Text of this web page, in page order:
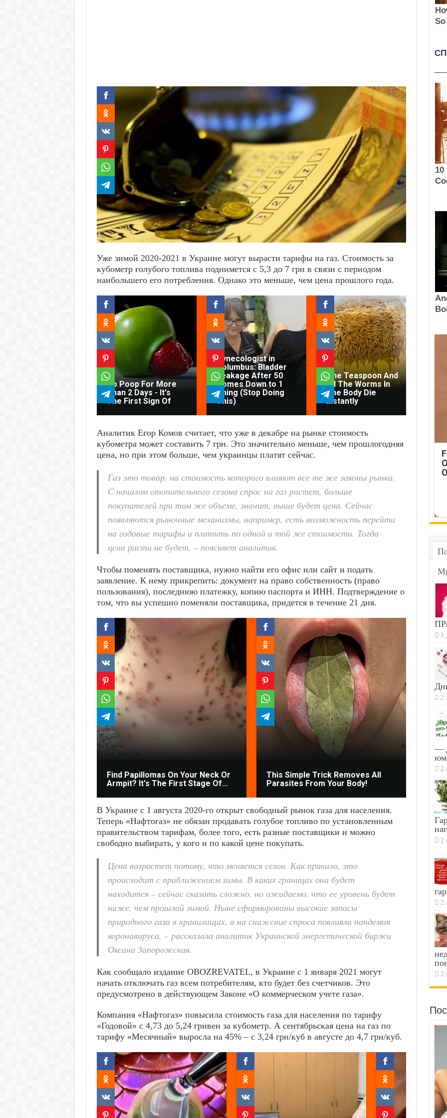
Уже зимой 2020-2021 в Украине могут вырасти тарифы на газ. Стоимость за
кубометр голубого топлива поднимется с 5,3 до 7 грн в связи с периодом
наибольшего его потребления. Однако это меньше, чем цена прошлого года.
No Poop For More
Than 2 Days - It's
The First Sign Of
Gynecologist in
Columbus: Bladder
Leakage After 50
Comes Down to 1
Thing (Stop Doing
This)
One Teaspoon And
All The Worms In
The Body Die
Instantly
Аналитик Егор Комов считает, что уже в декабре на рынке стоимость
кубометра может составить 7 грн. Это значительно меньше, чем прошлогодняя
цена, но при этом больше, чем украинцы платят сейчас.
Газ это товар, на стоимость которого влияют все те же законы рынка.
С началом отопительного сезона спрос на газ растет, больше
покупателей при том же объеме, значит, выше будет цена. Сейчас
появляются рыночные механизмы, например, есть возможность перейти
на годовые тарифы и платить по одной и той же стоимости. Тогда
цена расти не будет, – поясняет аналитик.
Чтобы поменять поставщика, нужно найти его офис или сайт и подать
заявление. К нему прикрепить: документ на право собственность (право
пользования), последнюю платежку, копию паспорта и ИНН. Подтверждение о
том, что вы успешно поменяли поставщика, придется в течение 21 дня.
Find Papillomas On Your Neck Or
Armpit? It's The First Stage Of...
This Simple Trick Removes All
Parasites From Your Body!
В Украине с 1 августа 2020-го открыт свободный рынок газа для населения.
Теперь «Нафтогаз» не обязан продавать голубое топливо по установленным
правительством тарифам, более того, есть разные поставщики и можно
свободно выбирать, у кого и по какой цене покупать.
Цена возрастет потому, что меняется сезон. Как правило, это
происходит с приближением зимы. В каких границах она будет
находится – сейчас сказать сложно, но ожидаемо, что ее уровень будет
ниже, чем прошлой зимой. Ныне сформированы высокие запасы
природного газа в хранилищах, а на снижение спроса повлияла пандемия
коронавируса, – рассказала аналитик Украинской энергетической биржи
Оксана Запорожская.
Как сообщало издание OBOZREVATEL, в Украине с 1 января 2021 могут
начать отключать газ всем потребителям, кто будет без счетчиков. Это
предусмотрено в действующем Законе «О коммерческом учете газа».
Компания «Нафтогаз» повысила стоимость газа для населения по тарифу
«Годовой» с 4,73 до 5,24 гривен за кубометр. А сентябрьская цена на газ по
тарифу «Месячный» выросла на 45% – с 3,24 грн/куб в августе до 4,7 грн/куб.
1
2
—
2
2
2
2